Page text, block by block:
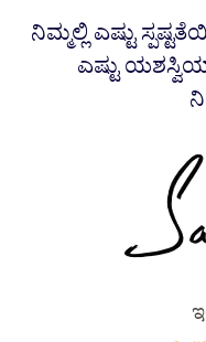
ನಿಮ್ಮಲ್ಲಿ ಎಷ್ಟು
ಎಷ್ಟು